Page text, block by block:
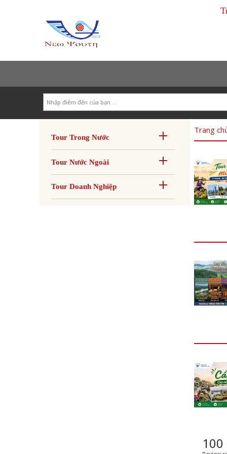
Search
Tour Trong Nước
Tour Nước Ngoài
Tour Doanh Nghiệp
Trang
100